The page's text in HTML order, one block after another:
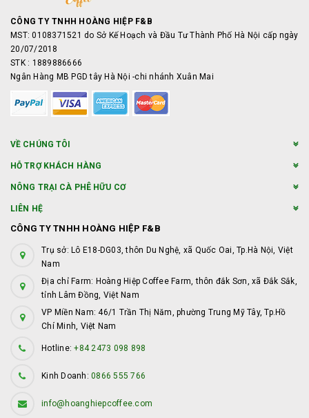
CÔNG TY TNHH HOÀNG HIỆP F&B
MST: 0108371521 do Sở Kế Hoạch và Đầu Tư Thành Phố Hà Nội cấp ngày
20/07/2018
STK : 1889886666
Ngân Hàng MB PGD tây Hà Nội -chi nhánh Xuân Mai
VỀ CHÚNG TÔI
HỖ TRỢ KHÁCH HÀNG
NÔNG TRẠI CÀ PHÊ HỮU CƠ
LIÊN HỆ
CÔNG TY TNHH HOÀNG HIỆP F&B
Trụ sở: Lô E18-DG03, thôn Du Nghệ, xã Quốc Oai, Tp.Hà Nội, Việt
Nam
Địa chỉ Farm: Hoàng Hiệp Coffee Farm, thôn đắk Sơn, xã Đắk Sắk,
tỉnh Lâm Đồng, Việt Nam
VP Miền Nam: 46/1 Trần Thị Năm, phường Trung Mỹ Tây, Tp.Hồ
Chí Minh, Việt Nam
Hotline:+84 2473 098 898
Kinh Doanh: 0866 555 766
info@hoanghiepcoffee.com